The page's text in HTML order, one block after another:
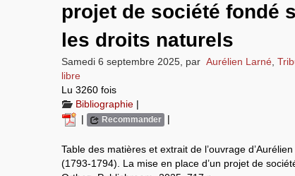
projet de société fondé
les droits naturels
Samedi 6 septembre 2025 par Aurélien Larné
libre
Lu 3260 fois
Bibliographie |
|
Recommander |
Table des matières et extrait de l’ouvrage
(1793-1794). La mise en place d’un projet de